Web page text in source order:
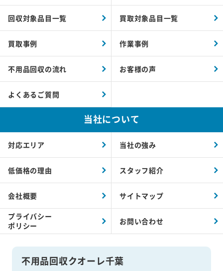
不用品回収クオーレ千葉
回収対象品目一覧 買取対象品目一覧
買取事例 作業事例
不用品回収の流れ お客様の声
よくあるご質問
当社について
対応エリア 当社の強み
低価格の理由 スタッフ紹介
会社概要 サイトマップ
プライバシー
ポリシー
お問い合わせ